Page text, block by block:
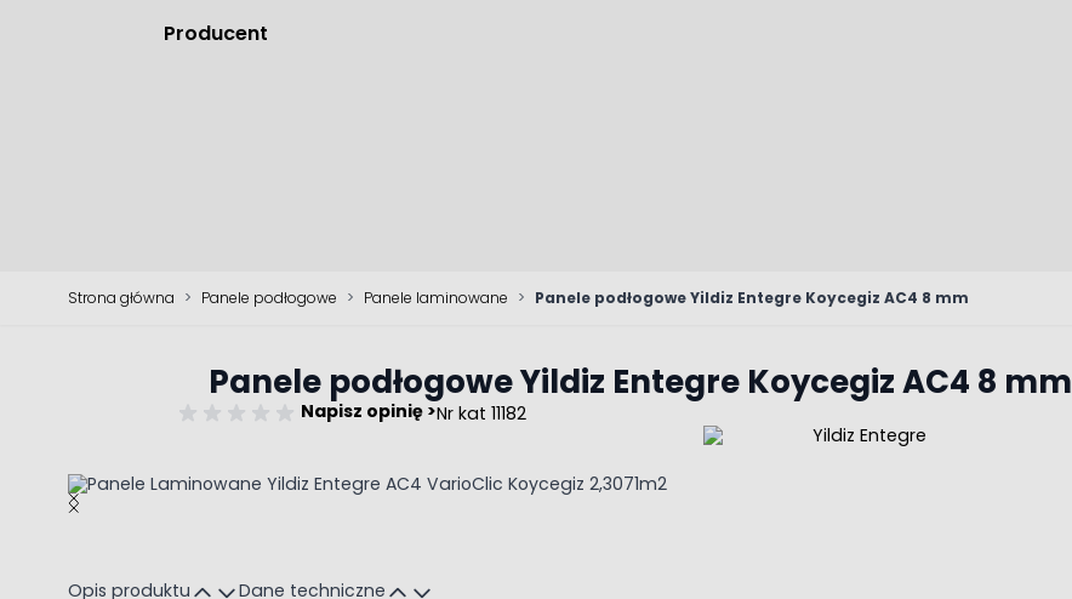
Producent
Strona główna > Panele podłogowe > Panele laminowane > Panele podłogowe Yildiz Entegre Koycegiz AC4 8 mm
Panele podłogowe Yildiz Entegre Koycegiz AC4 8 mm
Napisz opinię >Nr kat 11182
Main image
Click to view image in fullscreen
Opis produktu Dane techniczne